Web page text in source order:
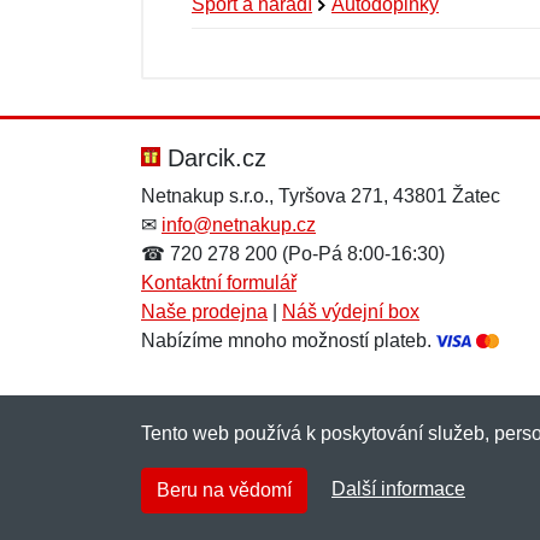
Sport a nářadí Autodoplňky
Zpráva*
Přidat
Zpráva*
Přidat
Darcik.cz
Netnakup s.r.o., Tyršova 271, 43801 Žatec
✉ info@netnakup.cz
☎ 720 278 200 (Po-Pá 8:00-16:30)
Kontaktní formulář
Naše prodejna
Náš výdejní box
Nabízíme mnoho možností plateb.
Copyright © 2007-2026 (19 let s vámi)
Tento web používá k poskytování služeb,
Beru na vědomí Další informace